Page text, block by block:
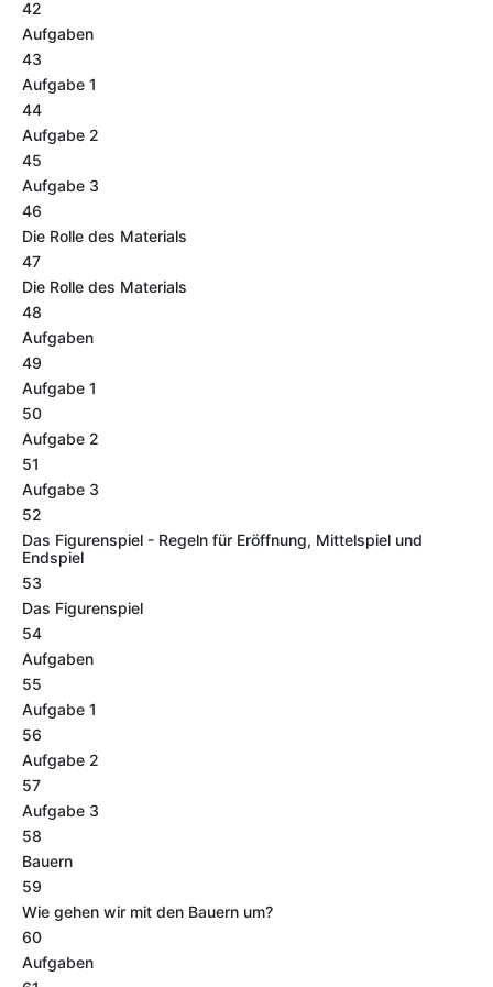
42
Aufgaben
43
Aufgabe 1
44
Aufgabe 2
45
Aufgabe 3
46
Die Rolle des Materials
47
Die Rolle des Materials
48
Aufgaben
49
Aufgabe 1
50
Aufgabe 2
51
Aufgabe 3
52
Das Figurenspiel - Regeln für Eröffnung, Mittelspiel und
Endspiel
53
Das Figurenspiel
54
Aufgaben
55
Aufgabe 1
56
Aufgabe 2
57
Aufgabe 3
58
Bauern
59
Wie gehen wir mit den Bauern um?
60
Aufgaben